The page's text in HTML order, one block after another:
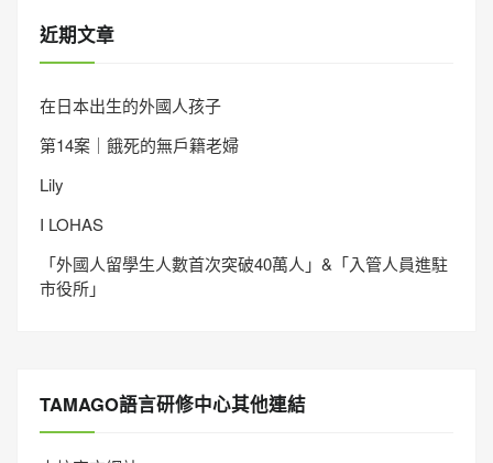
近期文章
在日本出生的外國人孩子
第14案｜餓死的無戶籍老婦
Lily
I LOHAS
「外國人留學生人數首次突破40萬人」&「入管人員進駐
市役所」
TAMAGO語言研修中心其他連結